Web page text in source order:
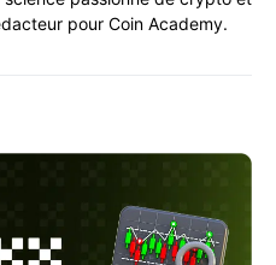
pour Coin Academy.